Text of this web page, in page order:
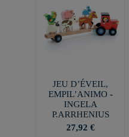
JEU D’ÉVEIL,
EMPIL’ANIMO -
INGELA
P.ARRHENIUS
27,92 €